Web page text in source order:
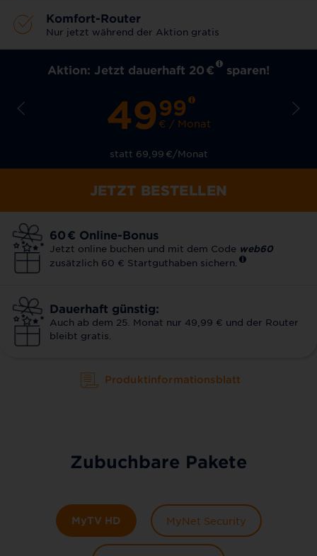
Komfort-Router
Nur jetzt während der Aktion gratis
Aktion: Jetzt dauerhaft 20 € sparen!
4999
€ / Monat
statt 69,99 €/Monat
JETZT BESTELLEN
60 € Online-Bonus
Jetzt online buchen und mit dem Code web60
zusätzlich 60 € Startguthaben sichern.
Dauerhaft günstig:
Auch ab dem 25. Monat nur 49,99 € und der Router
bleibt gratis.
Produktinformationsblatt
Zubuchbare Pakete
MyTV HD MyNet Security